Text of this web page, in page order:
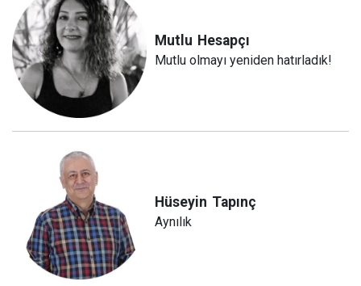
Mutlu Hesapçı
Mutlu olmayı yeniden hatırladık!
Hüseyin Tapınç
Aynılık